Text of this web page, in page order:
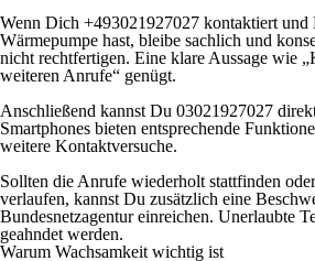
Wenn Dich +493021927027 kontaktiert und
Wärmepumpe hast, bleibe sachlich und
nicht rechtfertigen. Eine klare Aussage wie
weiteren Anrufe“ genügt.
Anschließend kannst Du 03021927027
Smartphones bieten entsprechende
weitere Kontaktversuche.
Sollten die Anrufe wiederholt stattfinden
verlaufen, kannst Du zusätzlich eine
Bundesnetzagentur einreichen. Unerlaubte
geahndet werden.
Warum Wachsamkeit wichtig ist